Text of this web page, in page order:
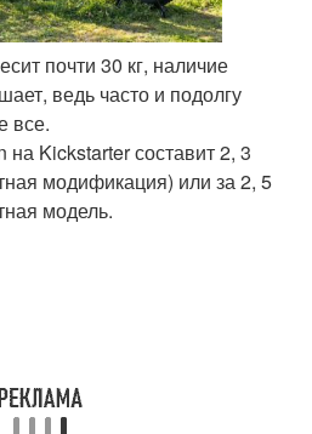
почти 30 кг, наличие
ведь часто и подолгу
все.
Kickstarter составит 2, 3
модификация) или за 2, 5
модель.